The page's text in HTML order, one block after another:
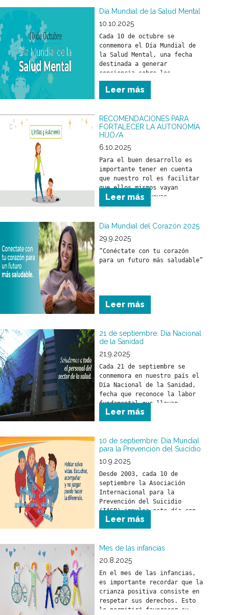
Día Mundial de la Salud Mental
10.10.2025
Cada 10 de octubre se
conmemora el Día Mundial de
la Salud Mental, una fecha
destinada a generar
conciencia sobre los
problemas vinculados con la
salud mental y a promover los
derechos de las personas que
objetivo de mejorar su
atención, cuidado y
Leer más
RECOMENDACIONES PARA
FORTALECER LA AUTONOMÍA
HIJO/A
6.10.2025
Para el buen desarrollo es
importante tener en cuenta
que nuestro rol es facilitar
que ellos mismos vayan
logrando sus nuevas
“conquistas”. Ponerse de pie,
buena capacidad de
irán adquiriendo por
imitación y propio
desarrollo.
Leer más
Día Mundial del Corazón 2025
29.9.2025
“Conéctate con tu corazón
para un futuro más saludable”
Leer más
21 de septiembre: Día Nacional
de la Sanidad
21.9.2025
Cada 21 de septiembre se
conmemora en nuestro país el
Día Nacional de la Sanidad,
fecha que reconoce la labor
fundamental que llevan
adelante los trabajadores y
trabajadoras del sector
Leer más
10 de septiembre: Día Mundial
para la Prevención del Suicidio
10.9.2025
Desde 2003, cada 10 de
septiembre la Asociación
Internacional para la
Prevención del Suicidio
(IASP) impulsa este día con
el objetivo de promover
compromisos y acciones
Leer más
Mes de las infancias
20.8.2025
En el mes de las infancias,
es importante recordar que la
crianza positiva consiste en
respetar sus derechos. Esto
le permitirá favorecer su